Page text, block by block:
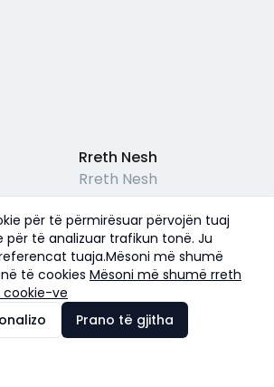
Rreth Nesh
Rreth Nesh
Kushtet ligjore
Termet & Kushtet
Politika e Privatësisë
©2026
Kemi Shoes
Me ❤️ nga
për të përmirësuar përvojën tuaj
të analizuar trafikun tonë. Ju
tuaja.Mësoni më shumë
të cookies Mësoni më shumë rreth
cookie-ve
Prano të gjitha